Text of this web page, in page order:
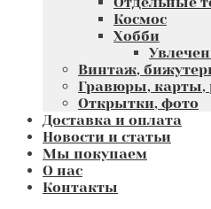
Космос
Хобби
Винтаж,
Гравюры, карты,
Открытки, фото
Доставка и оплата
Новости и статьи
Мы покупаем
О нас
Контакты